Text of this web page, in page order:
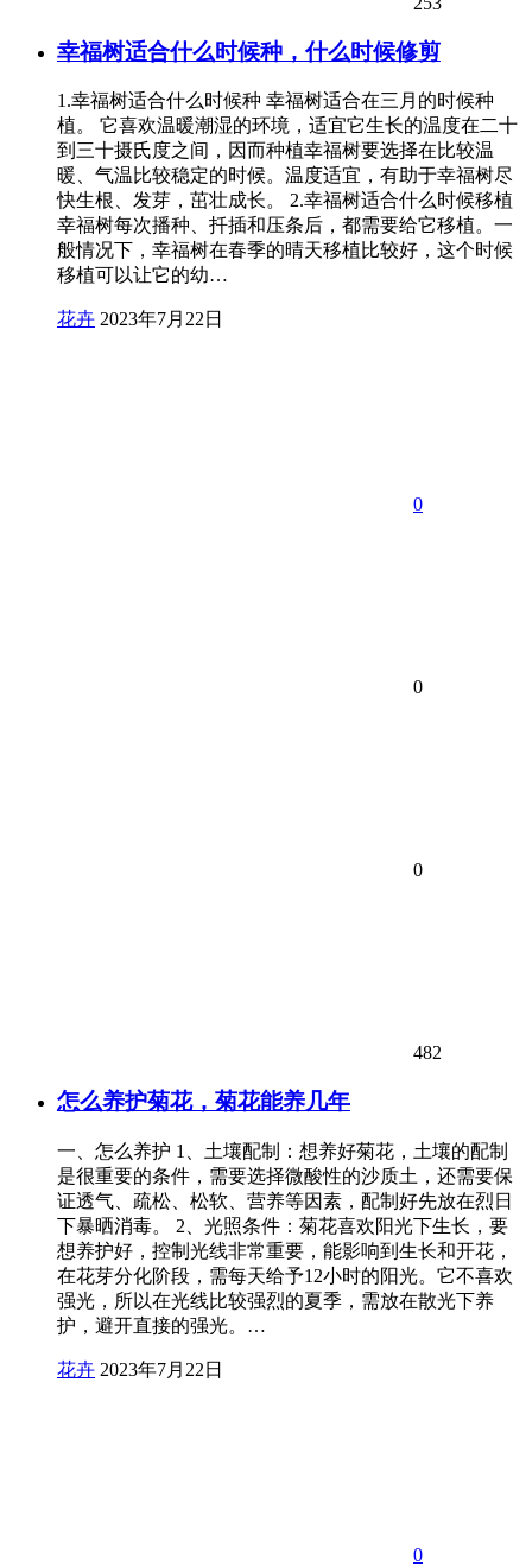
幸福树适合什么时候种，什么时候修剪
1.幸福树适合什么时候种 幸福树适合在三月的时候种
植。 它喜欢温暖潮湿的环境，适宜它生长的温度在二十
到三十摄氏度之间，因而种植幸福树要选择在比较温
暖、气温比较稳定的时候。温度适宜，有助于幸福树尽
快生根、发芽，茁壮成长。 2.幸福树适合什么时候移植
幸福树每次播种、扦插和压条后，都需要给它移植。一
般情况下，幸福树在春季的晴天移植比较好，这个时候
移植可以让它的幼…
花卉 2023年7月22日
0
0
0
482
怎么养护菊花，菊花能养几年
一、怎么养护 1、土壤配制：想养好菊花，土壤的配制
是很重要的条件，需要选择微酸性的沙质土，还需要保
证透气、疏松、松软、营养等因素，配制好先放在烈日
下暴晒消毒。 2、光照条件：菊花喜欢阳光下生长，要
想养护好，控制光线非常重要，能影响到生长和开花，
在花芽分化阶段，需每天给予12小时的阳光。它不喜欢
强光，所以在光线比较强烈的夏季，需放在散光下养
护，避开直接的强光。…
花卉 2023年7月22日
0